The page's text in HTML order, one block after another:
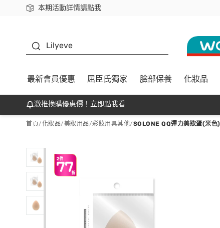
本期活動詳情請點我
下載app最高回饋$350
Lilyeve
最新會員優惠 屈臣氏獨家 臉部保養 化妝品
激推換購優惠價！立即點我看
首頁/化妝品/美妝用品/彩妝用具其他/SOLONE QQ彈力美妝蛋(米色)